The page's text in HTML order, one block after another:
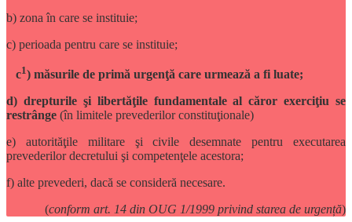
b) zona în care se instituie;
c) perioada pentru care se instituie;
c1) măsurile de primă urgenţă care urmează a fi luate;
d) drepturile şi libertăţile fundamentale al căror exerciţiu se
restrânge (în limitele prevederilor constituţionale)
e) autorităţile militare şi civile desemnate pentru executarea
prevederilor decretului şi competenţele acestora;
f) alte prevederi, dacă se consideră necesare.
(conform art. 14 din OUG 1/1999 privind starea de urgență)